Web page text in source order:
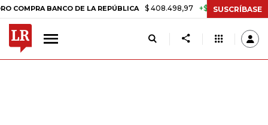
BANCO DE LA REPÚBLICA $ 408.498,97 +$ 8.753,81 +2,19%
SUSCRÍBASE